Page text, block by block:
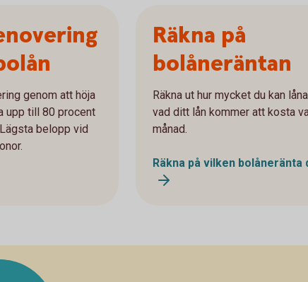
genom att höja
upp till 80 procent
belopp vid
Räkna på
bolåneräntan
Räkna ut hur mycket du kan
vad ditt lån kommer att kosta
månad.
Räkna på vilken bolåneränta